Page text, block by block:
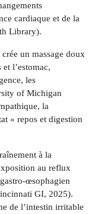
cardiaque et de la
Library).
un massage doux
l’estomac,
les
of Michigan
la
« repos et digestion
à la
au reflux
œsophagien
GI, 2025).
de l’intestin irritable